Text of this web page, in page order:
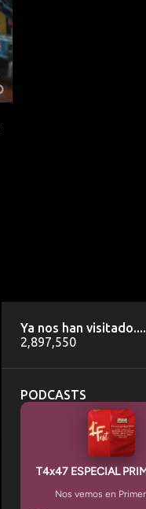
Ya nos han visitado....
2,897,550
PODCASTS